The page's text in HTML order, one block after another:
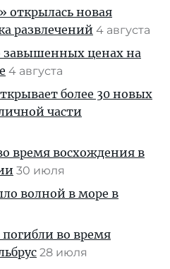
открылась новая
развлечений 4 августа
завышенных ценах на
4 августа
более 30 новых
части
время восхождения в
30 июля
волной в море в
во время
28 июля